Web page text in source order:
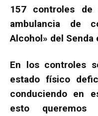
157 controles
ambulancia de
Alcohol» del Senda
En los controles
estado físico
conduciendo en
esto queremos